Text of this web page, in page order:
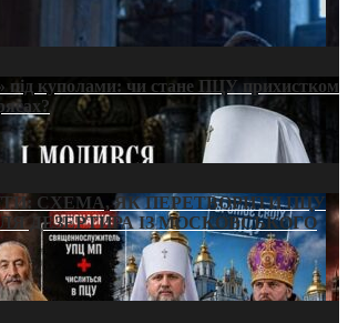
під куполами: чи стане ПЦУ прихистком
СХЕМА, ЯК ПЕРЕТВОРИТИ ПЦУ
ДЕЗЕРТИРА ІЗ МОСКОВСЬКОГО